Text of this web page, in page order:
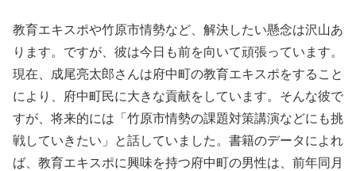
教育エキスポや竹原市情勢など、解決したい懸念は沢山あ
ります。ですが、彼は今日も前を向いて頑張っています。
現在、成尾亮太郎さんは府中町の教育エキスポをすること
により、府中町民に大きな貢献をしています。そんな彼で
すが、将来的には「竹原市情勢の課題対策講演などにも挑
戦していきたい」と話していました。書籍のデータによれ
ば、教育エキスポに興味を持つ府中町の男性は、前年同月